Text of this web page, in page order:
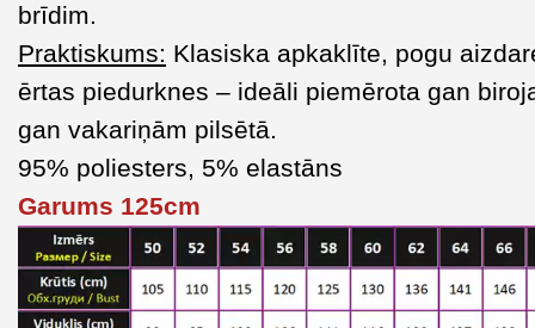
brīdim.
Praktiskums: Klasiska apkaklīte, pogu
ērtas piedurknes – ideāli piemērota gan
gan vakariņām pilsētā.
95% poliesters, 5% elastāns
Garums 125cm